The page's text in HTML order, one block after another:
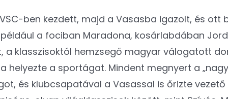
ben kezdett, majd a Vasasba igazolt, és
a fociban Maradona, kosárlabdában
a klasszisoktól hemzsegő magyar válogatott
helyezte a sportágat. Mindent megnyert a
és klubcsapatával a Vasassal is őrizte